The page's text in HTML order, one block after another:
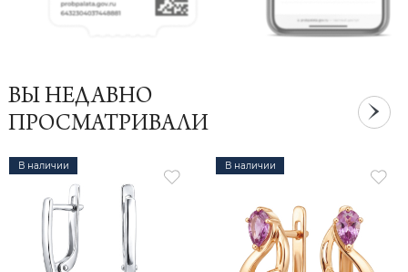
ВЫ НЕДАВНО
ПРОСМАТРИВАЛИ
В наличии В наличии